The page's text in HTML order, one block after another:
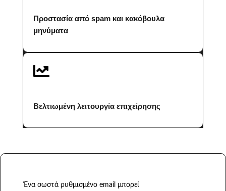
Προστασία από spam και κακόβουλα
μηνύματα

Βελτιωμένη λειτουργία επιχείρησης
Ένα σωστά ρυθμισμένο email μπορεί